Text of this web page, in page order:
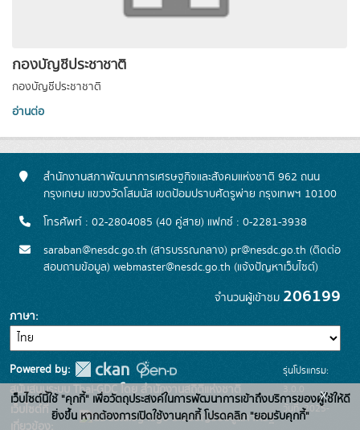
กองบัญชีประชาชาติ
กองบัญชีประชาชาติ
อ่านต่อ
สำนักงานสภาพัฒนาการเศรษฐกิจและสังคมแห่งชาติ 962 ถนน
กรุงเกษม แขวงวัดโสมนัส เขตป้อมปราบศัตรูพ่าย กรุงเทพฯ 10100
โทรศัพท์ : 02-2804085 (40 คู่สาย) แฟกซ์ : 0-2281-3938
saraban@nesdc.go.th (สารบรรณกลาง) pr@nesdc.go.th (ติดต่อ
สอบถามข้อมูล) webmaster@nesdc.go.th (แจ้งปัญหาเว็บไซต์)
จำนวนผู้เข้าชม 206199
ภาษา
Powered by:
สนับสนุนระบบ Thai-GDC โดย สำนักงานสถิติแห่งชาติ
เว็บไซต์ที่
เกี่ยวข้อง:
ระบบบัญชีข้อมูลภาครัฐ
รุ่นโปรแกรม:
3.0.0
วันที่: 2025-
เว็บไซต์นี้ใช้ "คุกกี้" เพื่อวัตถุประสงค์ในการพัฒนาการเข้าถึงบริการของผู้ใช้ให้ดี
ยิ่งขึ้น หากต้องการเปิดใช้งานคุกกี้ โปรดคลิก "ยอมรับคุกกี้"
x